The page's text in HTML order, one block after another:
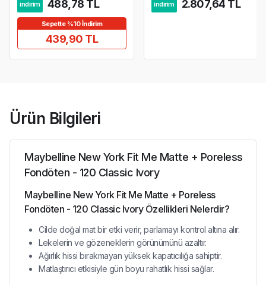
indirim 488,78 TL
Sepette %10 İndirim
439,90 TL
indirim 2.807,64 TL
Ürün Bilgileri
Maybelline New York Fit Me Matte + Poreless
Fondöten - 120 Classic Ivory
Maybelline New York Fit Me Matte + Poreless
Fondöten - 120 Classic Ivory Özellikleri Nelerdir?
Cilde doğal mat bir etki verir, parlamayı kontrol altına alır.
Lekelerin ve gözeneklerin görünümünü azaltır.
Ağırlık hissi bırakmayan yüksek kapatıcılığa sahiptir.
Matlaştırıcı etkisiyle gün boyu rahatlık hissi sağlar.